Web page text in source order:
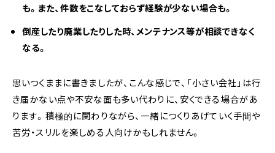
も。また、件数をこなしておらず経験が少ない場合も。
倒産したり廃業したりした時、メンテナンス等が相談できなく
なる。
思いつくままに書きましたが、こんな感じで、「小さい会社」は行
き届かない点や不安な面も多い代わりに、安くできる場合があ
ります。積極的に関わりながら、一緒につくりあげていく手間や
苦労・スリルを楽しめる人向けかもしれません。